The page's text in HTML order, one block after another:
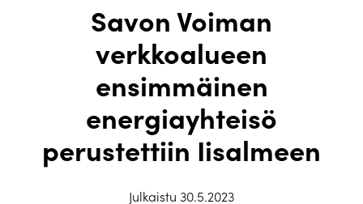
Savon Voiman
verkkoalueen
ensimmäinen
energiayhteisö
perustettiin Iisalmeen
Julkaistu 30.5.2023